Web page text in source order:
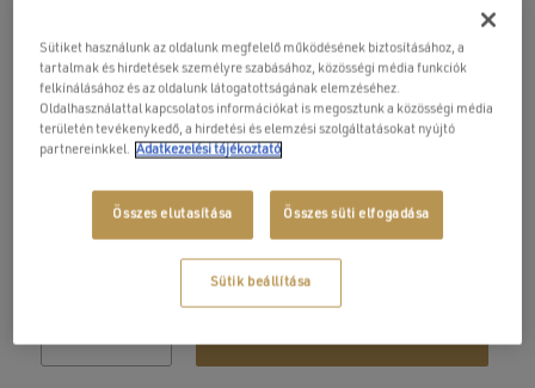
110 fokban nyíló soft-closing ajtópántok
érintőgombos világítás kapcsoló (IP44)
hidegfehér-melegfehér fény árnyalat állítás (3000K –
6000K)
Méret:60×12×70 cm
Sütiket használunk az oldalunk megfelelő működésének biztosításához, a
tartalmak és hirdetések személyre szabásához, közösségi média funkciók
felkínálásához és az oldalunk látogatottságának elemzéséhez.
Oldalhasználattal kapcsolatos információkat is megosztunk a közösségi média
területén tevékenykedő, a hirdetési és elemzési szolgáltatásokat nyújtó
partnereinkkel. Adatkezelési tájékoztató
Összes elutasítása Összes süti elfogadása
Sütik beállítása